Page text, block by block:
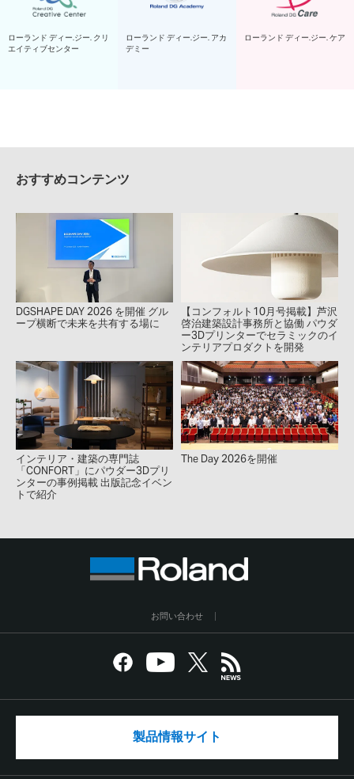
ローランド ディー.ジー. クリ
エイティブセンター
ローランド ディー.ジー. アカ
デミー
ローランド ディー.ジー. ケア
おすすめコンテンツ
DGSHAPE DAY 2026 を開催 グル
ープ横断で未来を共有する場に
【コンフォルト10月号掲載】芦沢
啓治建築設計事務所と協働 パウダ
ー3Dプリンターでセラミックのイ
ンテリアプロダクトを開発
インテリア・建築の専門誌
「CONFORT」にパウダー3Dプリ
ンターの事例掲載 出版記念イベン
トで紹介
The Day 2026を開催
お問い合わせ
製品情報サイト